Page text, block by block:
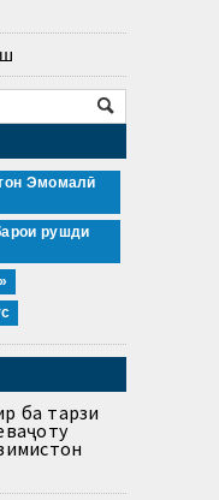
Эмомалӣ
рушди
ба тарзи